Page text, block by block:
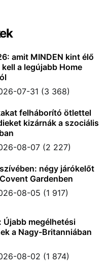
amit MINDEN kint élő
a legújabb Home
07-31 (3 368)
felháborító ötlettel
kizárnák a szociális
08-07 (2 227)
négy járókelőt
Gardenben
08-05 (1 917)
Újabb megélhetési
a Nagy-Britanniában
08-02 (1 874)